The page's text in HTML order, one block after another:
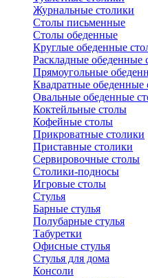
Журнальные столики
Столы письменные
Столы обеденные
Круглые обеденные
Раскладные обеденные
Прямоугольные
Квадратные обеденные
Овальные обеденные
Коктейльные столы
Кофейные столы
Прикроватные столики
Приставные столики
Сервировочные столы
Столики-подносы
Игровые столы
Стулья
Барные стулья
Полубарные стулья
Табуретки
Офисные стулья
Стулья для дома
Консоли